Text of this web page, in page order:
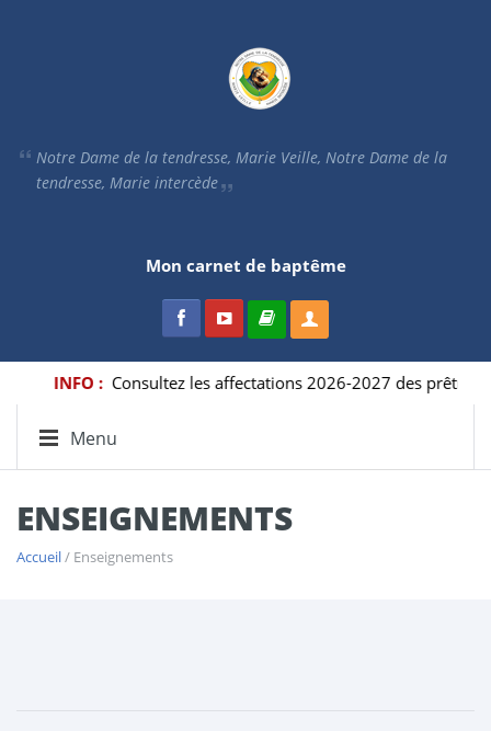
Notre Dame de la tendresse, Marie Veille, Notre Dame de la
tendresse, Marie intercède
Mon carnet de baptême
INFO : Consultez les affectations 2026-2027 des prêtres
Menu
ENSEIGNEMENTS
Accueil/ Enseignements